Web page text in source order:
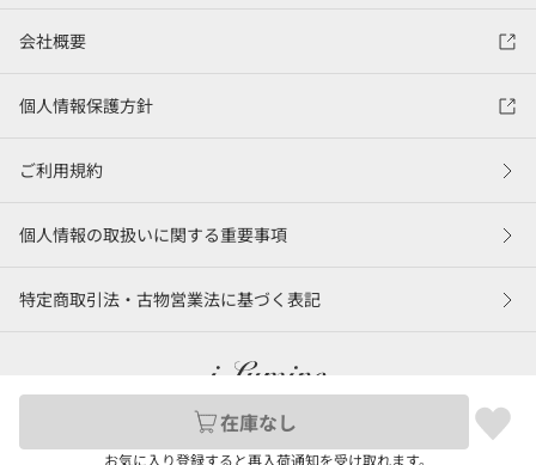
在庫なし
お気に入り登録すると再入荷通知を受け取れます。
会社概要
個人情報保護方針
ご利用規約
個人情報の取扱いに関する重要事項
特定商取引法・古物営業法に基づく表記
©LUMINE Co., Ltd.